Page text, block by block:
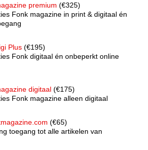
premium (€325)
Fonk magazine in print & digitaal én
Plus (€195)
Fonk digitaal én onbeperkt online
digitaal (€175)
Fonk magazine alleen digitaal
(€65)
toegang tot alle artikelen van